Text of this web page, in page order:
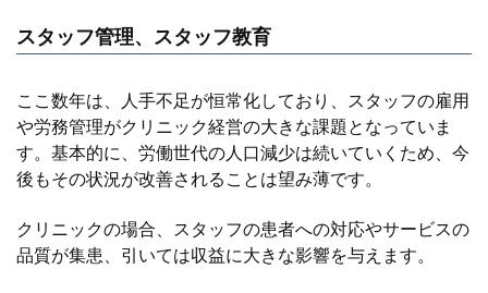
スタッフ管理、スタッフ教育
ここ数年は、人手不足が恒常化しており、スタッフの雇用
や労務管理がクリニック経営の大きな課題となっていま
す。基本的に、労働世代の人口減少は続いていくため、今
後もその状況が改善されることは望み薄です。
クリニックの場合、スタッフの患者への対応やサービスの
品質が集患、引いては収益に大きな影響を与えます。